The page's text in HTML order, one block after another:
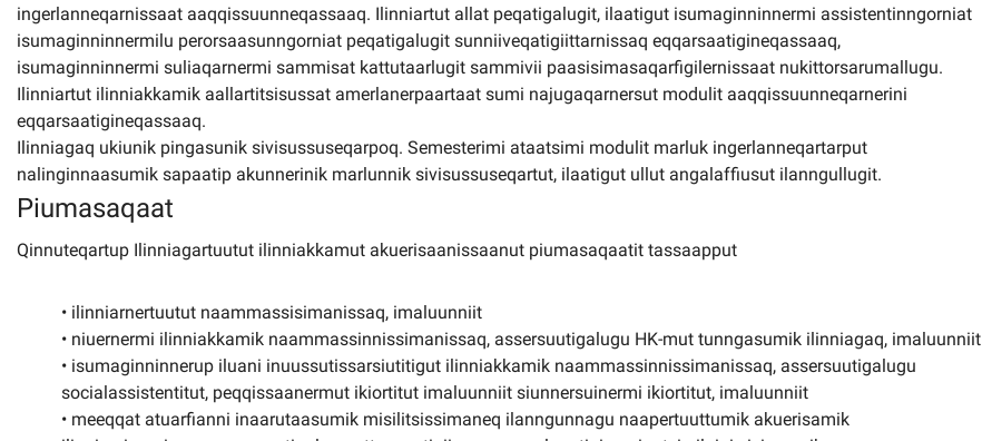
ingerlanneqarnissaat aaqqissuunneqassaaq. Ilinniartut allat peqatigalugit, ilaatigut isumaginninnermi assistentinngorniat
isumaginninnermilu perorsaasunngorniat peqatigalugit sunniiveqatigiittarnissaq eqqarsaatigineqassaaq,
isumaginninnermi suliaqarnermi sammisat kattutaarlugit sammivii paasisimasaqarfigilernissaat nukittorsarumallugu.
Ilinniartut ilinniakkamik aallartitsisussat amerlanerpaartaat sumi najugaqarnersut modulit aaqqissuunneqarnerini
eqqarsaatigineqassaaq.
Ilinniagaq ukiunik pingasunik sivisussuseqarpoq. Semesterimi ataatsimi modulit marluk ingerlanneqartarput
nalinginnaasumik sapaatip akunnerinik marlunnik sivisussuseqartut, ilaatigut ullut angalaffiusut ilanngullugit.
Piumasaqaat
Qinnuteqartup Ilinniagartuutut ilinniakkamut akuerisaanissaanut piumasaqaatit tassaapput
• ilinniarnertuutut naammassisimanissaq, imaluunniit
• niuernermi ilinniakkamik naammassinnissimanissaq, assersuutigalugu HK-mut tunngasumik ilinniagaq, imaluunniit
• isumaginninnerup iluani inuussutissarsiutitigut ilinniakkamik naammassinnissimanissaq, assersuutigalugu
socialassistentitut, peqqissaanermut ikiortitut imaluunniit siunnersuinermi ikiortitut, imaluunniit
• meeqqat atuarfianni inaarutaasumik misilitsissimaneq ilanngunnagu naapertuuttumik akuerisamik